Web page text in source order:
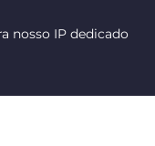
nosso IP dedicado